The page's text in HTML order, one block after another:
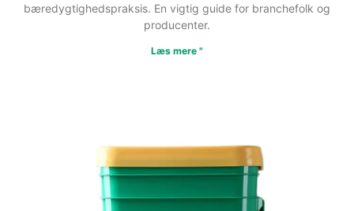
bæredygtighedspraksis. En vigtig guide for branchefolk og
producenter.
Læs mere "